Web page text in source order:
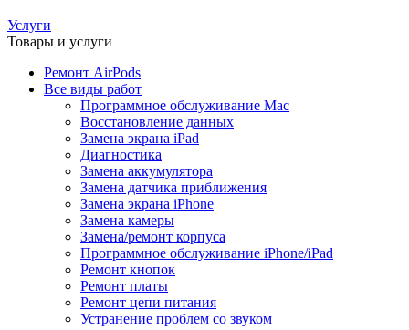
Услуги
Товары и услуги
Ремонт AirPods
Все виды работ
Программное обслуживание Mac
Восстановление данных
Замена экрана iPad
Диагностика
Замена аккумулятора
Замена датчика приближения
Замена экрана iPhone
Замена камеры
Замена/ремонт корпуса
Программное обслуживание iPhone/iPad
Ремонт кнопок
Ремонт платы
Ремонт цепи питания
Устранение проблем со звуком